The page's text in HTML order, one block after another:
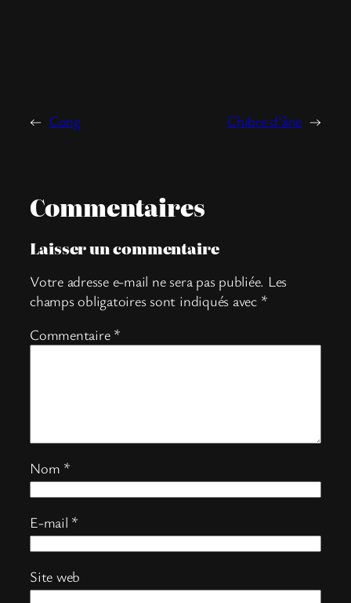
← Cong Chibre d’âne →
Commentaires
Laisser un commentaire
Votre adresse e-mail ne sera pas publiée. Les
champs obligatoires sont indiqués avec *
Commentaire *
Nom *
E-mail *
Site web